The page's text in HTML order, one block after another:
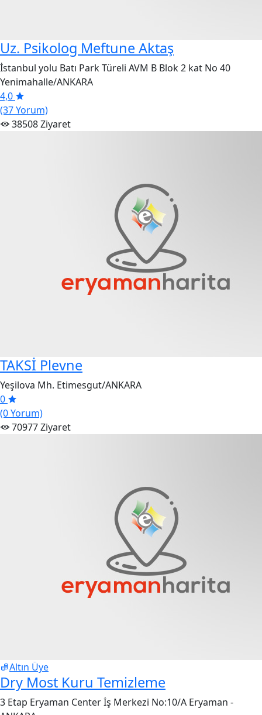
Uz. Psikolog Meftune Aktaş
İstanbul yolu Batı Park Türeli AVM B Blok 2 kat No 40
Yenimahalle/ANKARA
4,0
(37 Yorum)
38508 Ziyaret
TAKSİ Plevne
Yeşilova Mh. Etimesgut/ANKARA
0
(0 Yorum)
70977 Ziyaret
Altın Üye
Dry Most Kuru Temizleme
3 Etap Eryaman Center İş Merkezi No:10/A Eryaman -